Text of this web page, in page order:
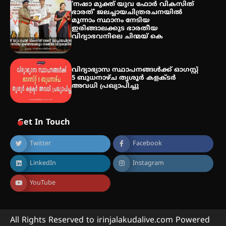
അരങ്ങ് 2026′ ആഗസ്റ്റ് 8, 9
തീയതികളിൽ
‘നഷാ മുക്ത് യുവ ഫോർ വികസിത്
ഭാരത്’ ജലച്ചായചിത്രരചനയിൽ
മൂന്നാം സ്ഥാനം നേടിയ
ഇരിങ്ങാലക്കുട ഭാരതീയ
വിദ്യാഭവനിലെ ചിന്മയ് കെ
വിദ്യാഭ്യാസ സ്ഥാപനങ്ങള്‍ക്ക് ഓഗസ്റ്റ്
5 ബുധനാഴ്ച തൃശൂർ കളക്ടർ
അവധി പ്രഖ്യാപിച്ചു
Get In Touch
Twitter Facebook
LinkedIn Instagram
YouTube
All Rights Reserved to irinjalakudalive.com Powered